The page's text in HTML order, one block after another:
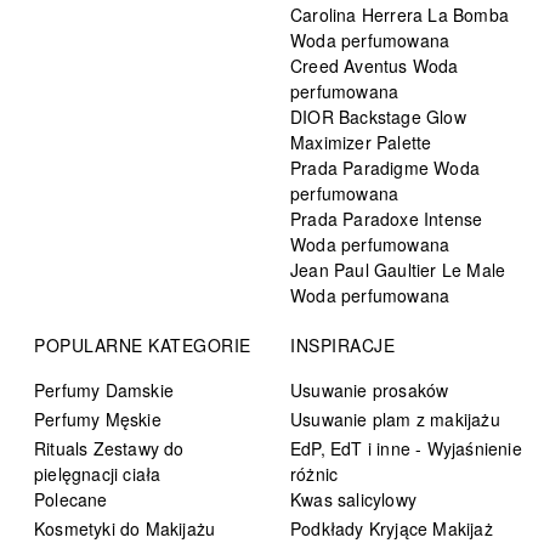
Carolina Herrera La Bomba
Woda perfumowana
Creed Aventus Woda
perfumowana
DIOR Backstage Glow
Maximizer Palette
Prada Paradigme Woda
perfumowana
Prada Paradoxe Intense
Woda perfumowana
Jean Paul Gaultier Le Male
Woda perfumowana
POPULARNE KATEGORIE
Perfumy Damskie
Perfumy Męskie
Rituals Zestawy do
pielęgnacji ciała
Polecane
Kosmetyki do Makijażu
INSPIRACJE
Usuwanie prosaków
Usuwanie plam z makijażu
EdP, EdT i inne - Wyjaśnienie
różnic
Kwas salicylowy
Podkłady Kryjące Makijaż